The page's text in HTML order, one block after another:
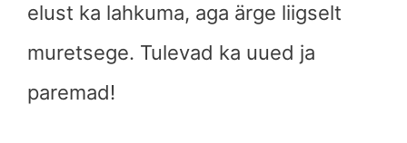
elust ka lahkuma, aga ärge liigselt
muretsege. Tulevad ka uued ja
paremad!